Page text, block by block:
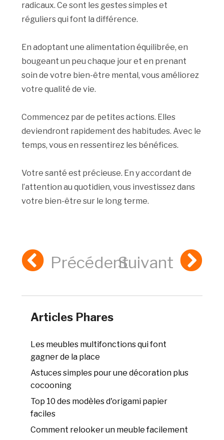
radicaux. Ce sont les gestes simples et
réguliers qui font la différence.
En adoptant une alimentation équilibrée, en
bougeant un peu chaque jour et en prenant
soin de votre bien-être mental, vous améliorez
votre qualité de vie.
Commencez par de petites actions. Elles
deviendront rapidement des habitudes. Avec le
temps, vous en ressentirez les bénéfices.
Votre santé est précieuse. En y accordant de
l’attention au quotidien, vous investissez dans
votre bien-être sur le long terme.
PrécédentSuivant
Articles Phares
Les meubles multifonctions qui font
gagner de la place
Astuces simples pour une décoration plus
cocooning
Top 10 des modèles d'origami papier
faciles
Comment relooker un meuble facilement